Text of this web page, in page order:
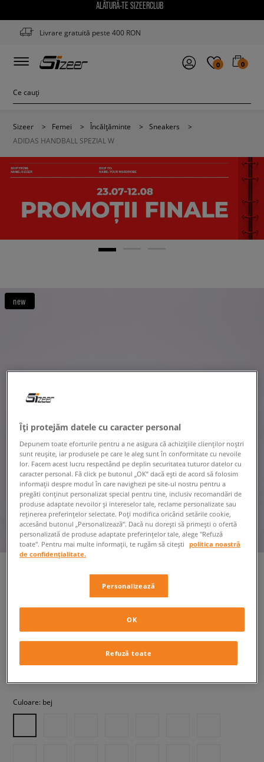
ALĂTURĂ-TE SIZEERCLUB
Livrare gratuită peste 400 RON
0 0
Sizeer > Femei > Încălțăminte > Sneakers
>
ADIDAS HANDBALL SPEZIAL W
new
ADIDAS HANDBALL SPEZIAL W
femei, sneakers
Culoare: bej
Îți protejăm datele cu caracter personal
Depunem toate eforturile pentru a ne asigura că achizițiile clienților noștri
sunt reușite, iar produsele pe care le aleg sunt în conformitate cu nevoile
lor. Facem acest lucru respectând pe deplin securitatea tuturor datelor cu
caracter personal. Fă click pe butonul „OK” dacă ești de acord să folosim
informații despre modul în care navighezi pe site-ul nostru pentru a
pregăti conținut personalizat special pentru tine, inclusiv recomandări de
produse adaptate nevoilor și intereselor tale, reclame personalizate sau
reținerea preferințelor selectate. Poți modifica oricând setările cookie,
accesând butonul „Personalizează”. Dacă nu dorești să primești o ofertă
personalizată de produse adaptate preferințelor tale, alege "Refuză
toate". Pentru mai multe informații, te rugăm să citești
politica noastră
de confidențialitate.
Personalizează
Refuză toate
OK